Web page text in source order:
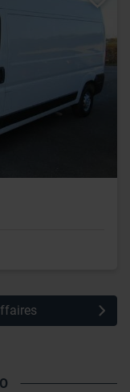
lors de votre